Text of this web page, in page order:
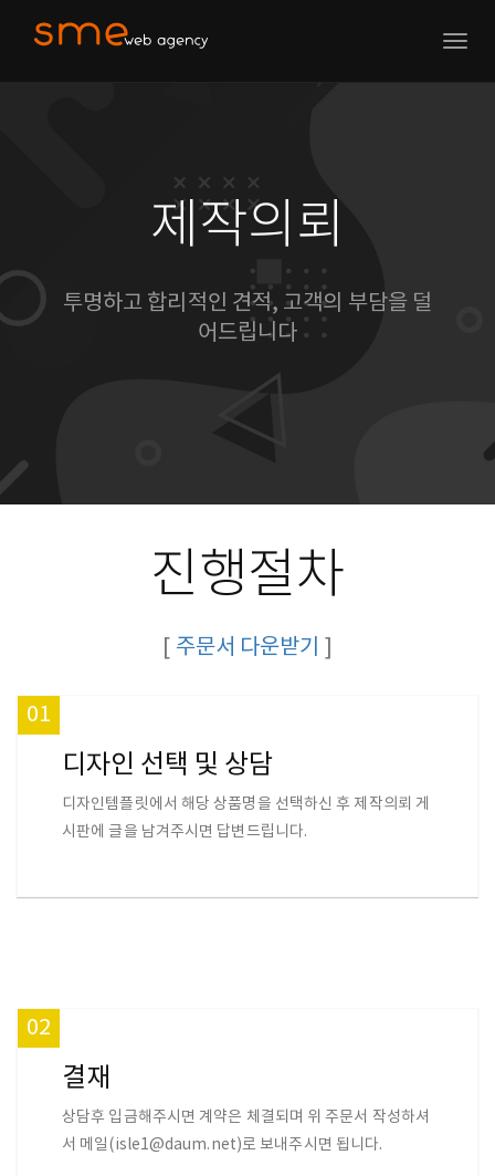
제작의뢰
투명하고 합리적인 견적, 고객의 부담을 덜
어드립니다
진행절차
[ 주문서 다운받기 ]
01
디자인 선택 및 상담
디자인템플릿에서 해당 상품명을 선택하신 후 제작의뢰 게
시판에 글을 남겨주시면 답변드립니다.
02
결재
상담후 입금해주시면 계약은 체결되며 위 주문서 작성하셔
서 메일(isle1@daum.net)로 보내주시면 됩니다.